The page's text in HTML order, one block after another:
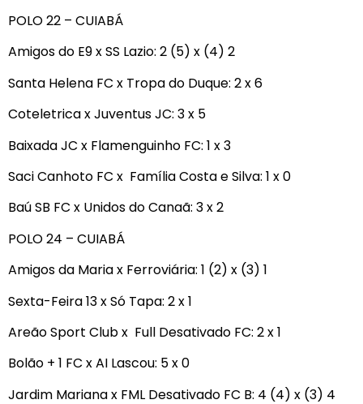
POLO 22 – CUIABÁ
Amigos do E9 x SS Lazio: 2 (5) x (4) 2
Santa Helena FC x Tropa do Duque: 2 x 6
Coteletrica x Juventus JC: 3 x 5
Baixada JC x Flamenguinho FC: 1 x 3
Saci Canhoto FC x Família Costa e Silva: 1 x 0
Baú SB FC x Unidos do Canaã: 3 x 2
POLO 24 – CUIABÁ
Amigos da Maria x Ferroviária: 1 (2) x (3) 1
Sexta-Feira 13 x Só Tapa: 2 x 1
Areão Sport Club x Full Desativado FC: 2 x 1
Bolão + 1 FC x AI Lascou: 5 x 0
Jardim Mariana x FML Desativado FC B: 4 (4) x (3) 4